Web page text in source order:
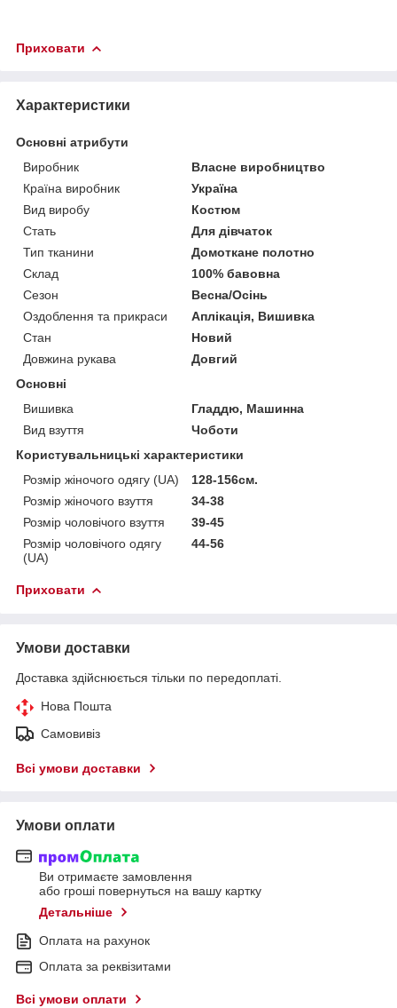
Приховати
Характеристики
Основні атрибути
Виробник
Власне виробництво
Країна виробник
Україна
Вид виробу
Костюм
Стать
Для дівчаток
Тип тканини
Домоткане полотно
Склад
100% бавовна
Сезон
Весна/Осінь
Оздоблення та прикраси
Аплікація, Вишивка
Стан
Новий
Довжина рукава
Довгий
Основні
Вишивка
Гладдю, Машинна
Вид взуття
Чоботи
Користувальницькі характеристики
Розмір жіночого одягу (UA)
128-156см.
Розмір жіночого взуття
34-38
Розмір чоловічого взуття
39-45
Розмір чоловічого одягу
(UA)
44-56
Приховати
Умови доставки
Доставка здійснюється тільки по передоплаті.
Нова Пошта
Самовивіз
Всі умови доставки
Умови оплати
Ви отримаєте замовлення
або гроші повернуться на вашу картку
Детальніше
Оплата на рахунок
Оплата за реквізитами
Всі умови оплати